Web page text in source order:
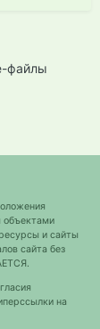
файлы
объектами
и сайты
сайта без
на